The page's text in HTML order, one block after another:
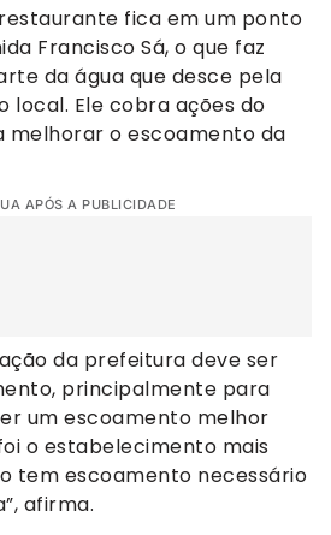
fica em um ponto
Francisco Sá, o que faz
da água que desce pela
local. Ele cobra ações do
melhorar o escoamento da
APÓS A PUBLICIDADE
da prefeitura deve ser
principalmente para
um escoamento melhor
o estabelecimento mais
tem escoamento necessário
afirma.